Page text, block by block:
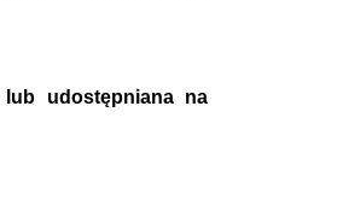
udostępniana na